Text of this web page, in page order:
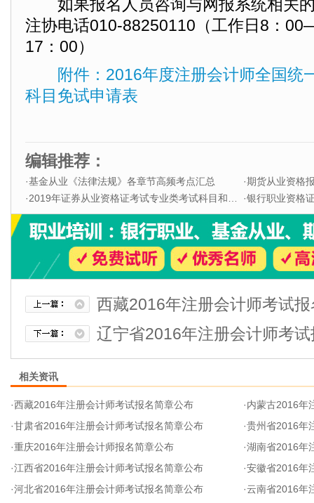
如果报名人员咨询与网报系统相关的
注协电话010-88250110（工作日8：
17：00）
附件：2016年度注册会计师全国统
科目免试申请表
编辑推荐：
·基金从业《法律法规》各章节高频考点汇总 ·期货从业资格
·2019年证券从业资格证考试专业类考试科目和题型 ·银行职业资格证
西藏2016年注册会计师考试
辽宁省2016年注册会计师考
相关资讯
·西藏2016年注册会计师考试报名简章公布 ·内蒙古2016年
·甘肃省2016年注册会计师考试报名简章公布 ·贵州省2016年
·重庆2016年注册会计师报名简章公布 ·湖南省2016年
·江西省2016年注册会计师考试报名简章公布 ·安徽省2016年
·河北省2016年注册会计师考试报名简章公布 ·云南省2016年